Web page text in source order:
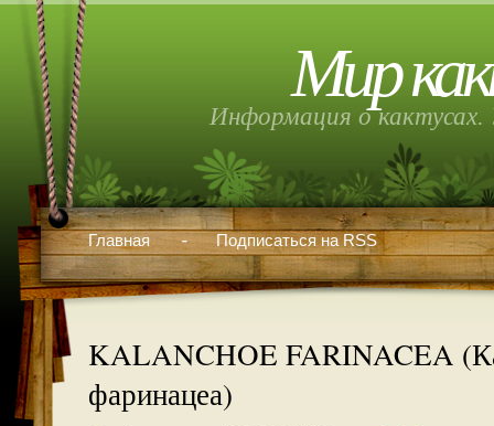
Мир
Информация о кактусах.
Главная Подписаться на RSS
KALANCHOE FARINACEA
фаринацеа)